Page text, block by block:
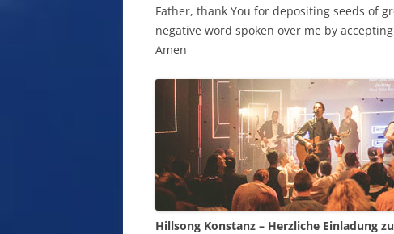
Father, thank You for depositing seeds of
negative word spoken over me by
Amen
Hillsong Konstanz – Herzliche Einladung